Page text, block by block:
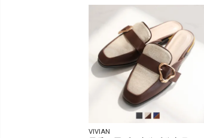
VIVIAN